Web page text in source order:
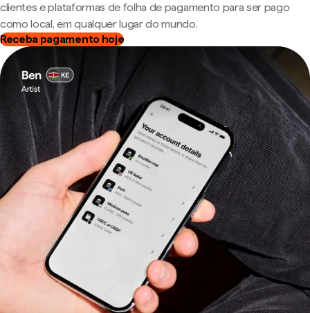
clientes e plataformas de folha de pagamento para ser pago
como local, em qualquer lugar do mundo.
Receba pagamento hoje